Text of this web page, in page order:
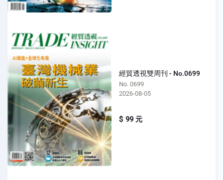
經貿透視雙周刊 - No.0699
No. 0699
2026-08-05
$ 99 元